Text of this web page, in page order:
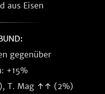
aus Eisen
gegenüber
+15%
T. Mag ↑↑ (2%)